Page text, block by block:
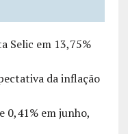
Selic em 13,75%
da inflação
0,41% em junho,